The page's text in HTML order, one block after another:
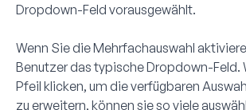
Dropdown-Feld vorausgewählt.
Wenn Sie die Mehrfachauswahl
Benutzer das typische Dropdown-Feld.
Pfeil klicken, um die verfügbaren
zu erweitern, können sie so viele